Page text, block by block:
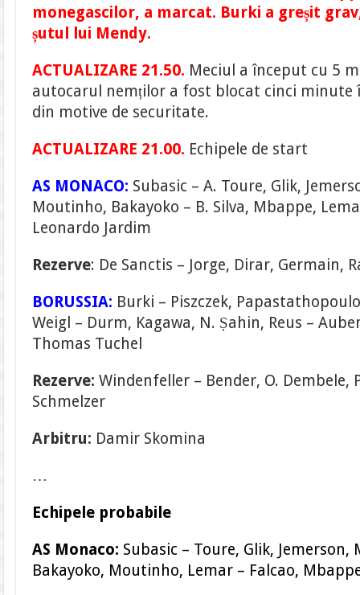
monegascilor, a marcat. Burki a greșit
șutul lui Mendy.
ACTUALIZARE 21.50. Meciul a început cu 5
autocarul nemților a fost blocat cinci
din motive de securitate.
ACTUALIZARE 21.00. Echipele de start
AS MONACO: Subasic – A. Toure, Glik,
Moutinho, Bakayoko – B. Silva, Mbappe,
Leonardo Jardim
Rezerve: De Sanctis – Jorge, Dirar, Germain,
BORUSSIA: Burki – Piszczek,
Weigl – Durm, Kagawa, N. Șahin, Reus –
Thomas Tuchel
Rezerve: Windenfeller – Bender, O. Dembele,
Schmelzer
Arbitru: Damir Skomina
…
Echipele probabile
AS Monaco: Subasic – Toure, Glik, Jemerson,
Bakayoko, Moutinho, Lemar – Falcao,